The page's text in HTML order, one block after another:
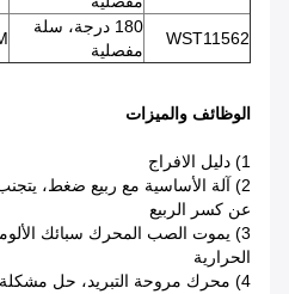
WST11562
180 درجة، سلة
مفصلية
الوظائف والميزات
1) دليل الافراج
2) آلة الأساسية مع ربيع ضغط،
عن كسر الربيع
3) يموت الصب المحرك سبائك
الحرارية
4) محرك مروحة التبريد، حل مشكلة الحرارة الحماية